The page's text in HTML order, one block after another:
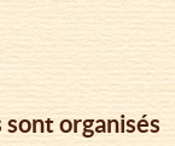
sont organisés